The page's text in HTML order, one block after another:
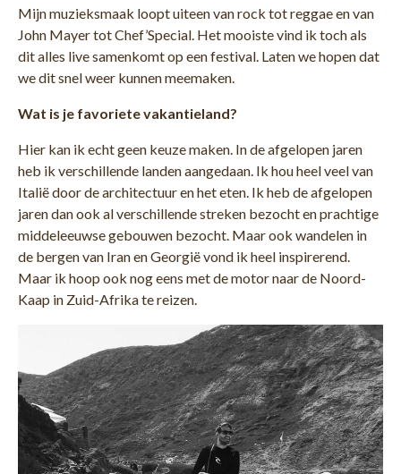
Mijn muzieksmaak loopt uiteen van rock tot reggae en van
John Mayer tot Chef’Special. Het mooiste vind ik toch als
dit alles live samenkomt op een festival. Laten we hopen dat
we dit snel weer kunnen meemaken.
Wat is je favoriete vakantieland?
Hier kan ik echt geen keuze maken. In de afgelopen jaren
heb ik verschillende landen aangedaan. Ik hou heel veel van
Italië door de architectuur en het eten. Ik heb de afgelopen
jaren dan ook al verschillende streken bezocht en prachtige
middeleeuwse gebouwen bezocht. Maar ook wandelen in
de bergen van Iran en Georgië vond ik heel inspirerend.
Maar ik hoop ook nog eens met de motor naar de Noord-
Kaap in Zuid-Afrika te reizen.